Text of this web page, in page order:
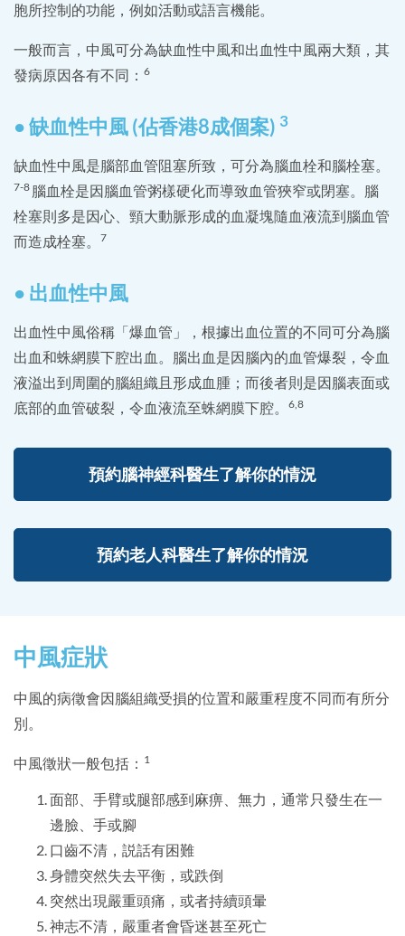
胞所控制的功能，例如活動或語言機能。
一般而言，中風可分為缺血性中風和出血性中風兩大類，其
發病原因各有不同： 6
● 缺血性中風 (佔香港8成個案) 3
缺血性中風是腦部血管阻塞所致，可分為腦血栓和腦栓塞。
7-8 腦血栓是因腦血管粥樣硬化而導致血管狹窄或閉塞。腦
栓塞則多是因心、頸大動脈形成的血凝塊隨血液流到腦血管
而造成栓塞。
7
● 出血性中風
出血性中風俗稱「爆血管」，根據出血位置的不同可分為腦
出血和蛛網膜下腔出血。腦出血是因腦內的血管爆裂，令血
液溢出到周圍的腦組織且形成血腫；而後者則是因腦表面或
底部的血管破裂，令血液流至蛛網膜下腔。
6,8
預約腦神經科醫生了解你的情況
預約老人科醫生了解你的情況
中風症狀
中風的病徵會因腦組織受損的位置和嚴重程度不同而有所分
別。
中風徵狀一般包括： 1
面部、手臂或腿部感到麻痹、無力，通常只發生在一
邊臉、手或腳
口齒不清，説話有困難
身體突然失去平衡，或跌倒
突然出現嚴重頭痛，或者持續頭暈
神志不清，嚴重者會昏迷甚至死亡